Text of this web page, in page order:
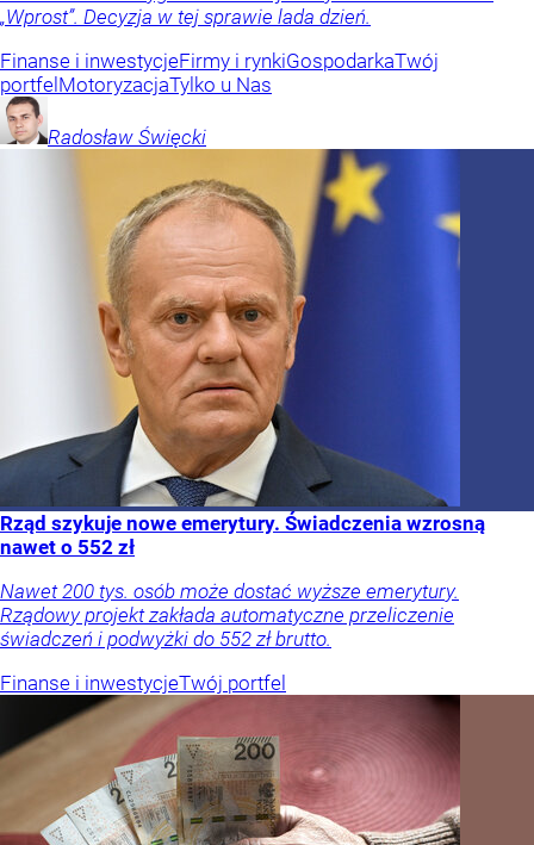
„Wprost”. Decyzja w tej sprawie lada dzień.
Finanse i inwestycjeFirmy i rynkiGospodarkaTwój
portfelMotoryzacjaTylko u Nas
Radosław Święcki
Rząd szykuje nowe emerytury. Świadczenia wzrosną
nawet o 552 zł
Nawet 200 tys. osób może dostać wyższe emerytury.
Rządowy projekt zakłada automatyczne przeliczenie
świadczeń i podwyżki do 552 zł brutto.
Finanse i inwestycjeTwój portfel